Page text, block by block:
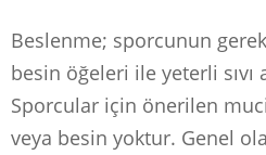
Beslenme; sporcunun
besin öğeleri ile yeterli sıvı
Sporcular için önerilen
veya besin yoktur. Genel